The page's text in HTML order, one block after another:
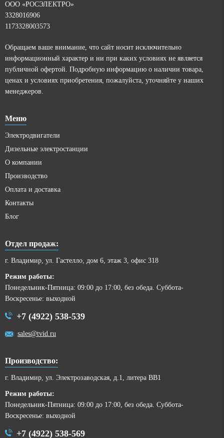
ООО «РОСЭЛЕКТРО»
3328016906
1173328003573
Обращаем ваше внимание, что сайт носит исключительно
информационный характер и ни при каких условиях не является
публичной офертой. Подробную информацию о наличии товара,
ценах и условиях приобретения, пожалуйста, уточняйте у наших
менеджеров.
Меню
Электродвигатели
Дизельные электростанции
О компании
Производство
Оплата и доставка
Контакты
Блог
Отдел продаж:
г. Владимир, ул. Гастелло, дом 6, этаж 3, офис 318
Режим работы:
Понедельник-Пятница: 09:00 до 17:00, без обеда. Суббота-
Воскресенье: выходной
+7 (4922) 538-539
sales@tvid.ru
Производство:
г. Владимир, ул. Электрозаводская, д.1, литера ВВ1
Режим работы:
Понедельник-Пятница: 09:00 до 17:00, без обеда. Суббота-
Воскресенье: выходной
+7 (4922) 538-569